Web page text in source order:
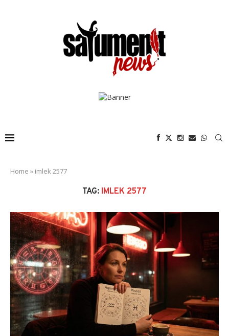
Home » imlek 2577
TAG: IMLEK 2577